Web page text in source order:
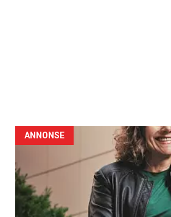
ANNONSE